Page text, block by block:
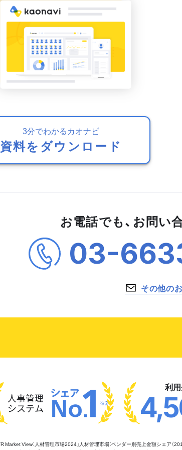
3分でわかるカオナビ
資料をダウンロード
お電話でも、お問い
03-
その他の
人事管理
システム ※2
利
View：人材管理市場2024」人材管理市場：ベンダー別売上金額シェア（